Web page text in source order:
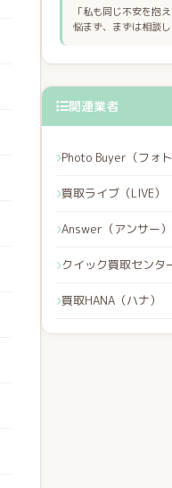
「私も同じ不安を抱
悩まず、まずは相談し
関連業者
Photo Buyer（フォト
買取ライブ（LIVE）
Answer（アンサー）
クイック買取センタ
買取HANA（ハナ）